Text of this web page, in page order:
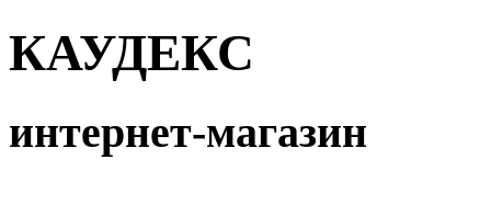
КАУДЕКС
интернет-магазин